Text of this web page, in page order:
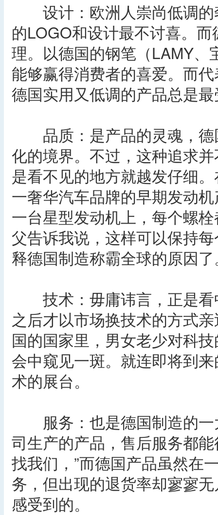
设计：欧洲人崇尚低调的
的LOGO和设计最不讨喜。
理。以德国的钢笔（LAMY
能够赢得消费者的喜爱。而
德国实用又低调的产品总是
品质：是产品的灵魂，德
化的境界。不过，这种追求
是看不见的地方就越发仔细
一奢华汽车品牌的早期发动
一台星型发动机上，每个螺
父告诉我说，这样可以保持
释德国制造称霸全球的原因
技术：毋庸讳言，正是看
之后才以市场换技术的方式
国的国家里，男女老少对科
会中窥见一斑。就连即将到
术的展台。
服务：也是德国制造的一
司生产的产品，售后服务都
找我们，”而德国产品虽然在
务，但出现的退货率却寥寥
感受到的。